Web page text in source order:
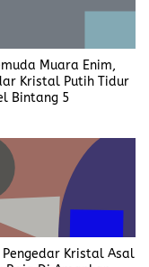
Muara Enim,
Kristal Putih Tidur
Bintang 5
Kristal Asal